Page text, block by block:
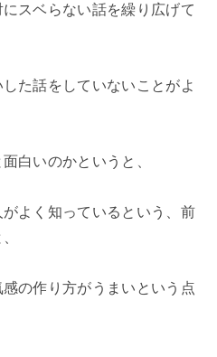
スベらない話を繰り広げて
た話をしていないことがよ
白いのかというと、
よく知っているという、前
の作り方がうまいという点